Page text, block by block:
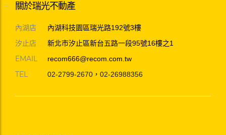
關於瑞光不動產
內湖店 內湖科技園區瑞光路192號3樓
汐止店 新北市汐止區新台五路一段95號16樓之1
EMAIL recom666@recom.com.tw
TEL 02-2799-2670 ， 02-26988356